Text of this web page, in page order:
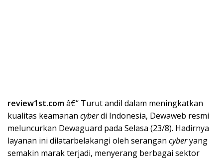
review1st.comâ€“ Turut andil dalam meningkatkan
kualitas keamanan cyberdi Indonesia, Dewaweb resmi
meluncurkan Dewaguard pada Selasa (23/8). Hadirnya
layanan ini dilatarbelakangi oleh serangan cyberyang
semakin marak terjadi, menyerang berbagai sektor